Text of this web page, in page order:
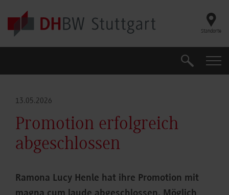
Skip to main content
Standorte
Suche
13.05.2026
Promotion erfolgreich
abgeschlossen
Ramona Lucy Henle hat ihre Promotion mit